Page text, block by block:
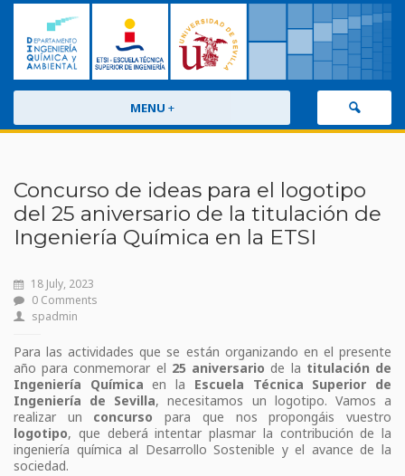
MENU +
Concurso de ideas para el logotipo
del 25 aniversario de la titulación de
Ingeniería Química en la ETSI
18 July, 2023
0 Comments
spadmin
Para las actividades que se están organizando en el presente
año para conmemorar el 25 aniversario de la titulación de
Ingeniería Químicaen la Escuela Técnica Superior de
Ingeniería de Sevilla, necesitamos un logotipo. Vamos a
realizar un concurso para que nos propongáis vuestro
logotipo, que deberá intentar plasmar la contribución de la
ingeniería química al Desarrollo Sostenible y el avance de la
sociedad.